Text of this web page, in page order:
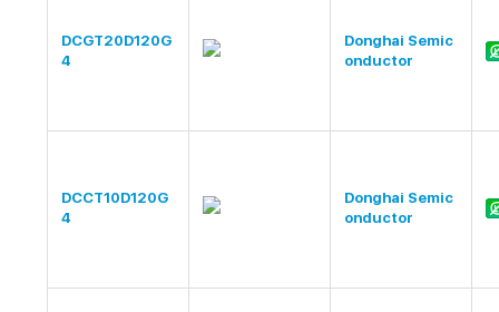
DCGT20D120G
4
Donghai Semic
onductor
DCCT10D120G
4
Donghai Semic
onductor